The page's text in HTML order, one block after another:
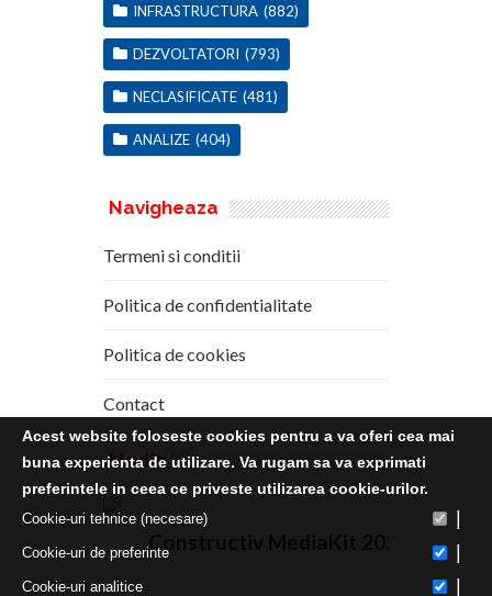
INFRASTRUCTURA (882)
DEZVOLTATORI (793)
NECLASIFICATE (481)
ANALIZE (404)
Navigheaza
Termeni si conditii
Politica de confidentialitate
Politica de cookies
Contact
Media Kit
Constructiv MediaKit 2020
Acest website foloseste cookies pentru a va oferi cea mai
buna experienta de utilizare. Va rugam sa va exprimati
preferintele in ceea ce priveste utilizarea cookie-urilor.
Cookie-uri tehnice (necesare)
Cookie-uri de preferinte
Cookie-uri analitice